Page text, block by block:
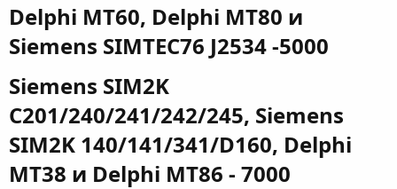
Delphi MT60, Delphi MT80 и
Siemens SIMTEC76 J2534 -5000​
Siemens SIM2K
C201/240/241/242/245, Siemens
SIM2K 140/141/341/D160, Delphi
MT38 и Delphi MT86 - 7000​